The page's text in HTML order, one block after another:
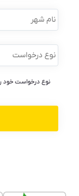
نام
شهر
نوع
درخواست *
نوع درخواست خود